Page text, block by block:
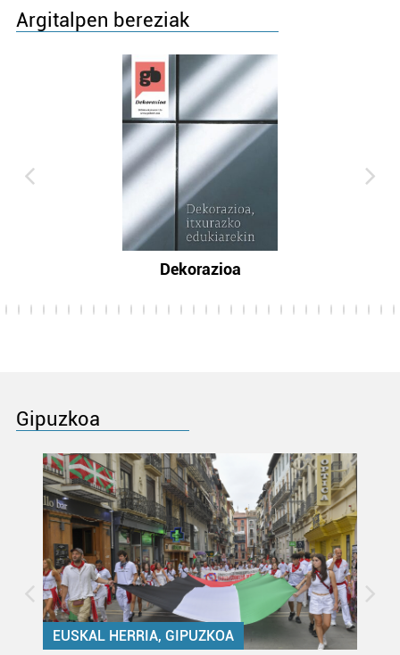
Argitalpen bereziak
Dekorazioa
Gipuzkoa
EUSKAL HERRIA, GIPUZKOA